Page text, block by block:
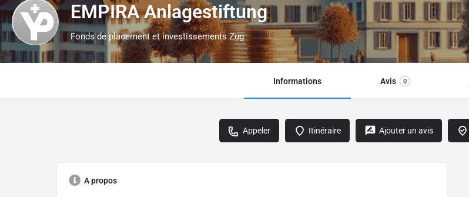
EMPIRA Anlagestiftung
Fonds de placement et investissements Zug
Informations Avis 0
Appeler Itinéraire Ajouter un avis
A propos